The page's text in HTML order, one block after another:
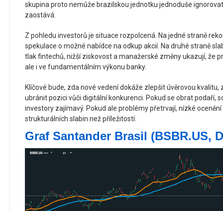
skupina proto nemůže brazilskou jednotku jednoduše
zaostává.
Z pohledu investorů je situace rozpolcená. Na jedné straně
spekulace o možné nabídce na odkup akcií. Na druhé straně
tlak fintechů, nižší ziskovost a manažerské změny ukazují, že
ale i ve fundamentálním výkonu banky.
Klíčové bude, zda nové vedení dokáže zlepšit úvěrovou
ubránit pozici vůči digitální konkurenci. Pokud se obrat podaří,
investory zajímavý. Pokud ale problémy přetrvají, nízké
strukturálních slabin než příležitostí.
Graf Santander Brasil (BSBR.US,